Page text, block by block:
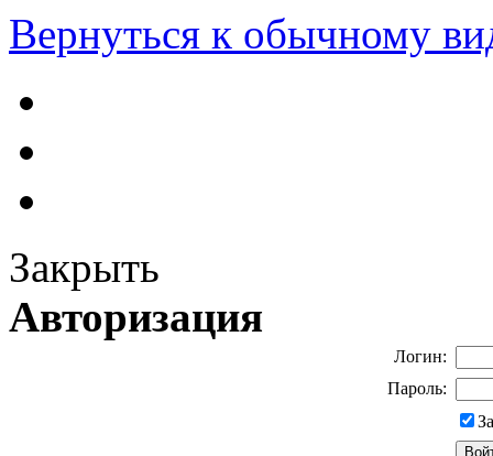
Вернуться к обычному
Закрыть
Авторизация
Логин:
Пароль: